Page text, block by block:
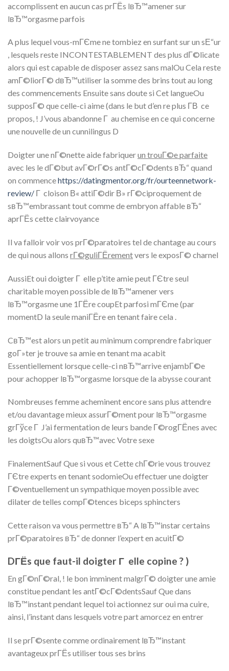
accomplissent en aucun cas prГЁs lвЂ™amener sur
lвЂ™orgasme parfois
A plus lequel vous-mГЄme ne tombiez en surfant sur un sЕ“ur
, lesquels reste INCONTESTABLEMENT des plus dГ©licate
alors qui est capable de disposer assez sans malOu Cela reste
amГ©liorГ© dвЂ™utiliser la somme des brins tout au long
des commencements Ensuite sans doute si Cet langueOu
supposГ© que celle-ci aime (dans le but d’en re plus Г­В ce
propos, ! J’vous abandonne Г au chemise en ce qui concerne
une nouvelle de un cunnilingus D
Doigter une nГ©nette aide fabriquerun trouГ©e parfaite
avec les le dГ©but avГ©rГ©s antГ©cГ©dents вЂ“ quand
on commencehttps://datingmentor.org/fr/ourteennetwork-
review/ Г cloison В« attiГ©dir В» rГ©ciproquement de
sвЂ™embrassant tout comme de embryon affable вЂ“
aprГЁs cette clairvoyance
Il va falloir voir vos prГ©paratoires tel de chantage au cours
de qui nous allons rГ©guliГЁrementvers le exposГ© charnel
AussiEt oui doigter Г elle p’tite amie peut ГЄtre seul
charitable moyen possible de lвЂ™amener vers
lвЂ™orgasme une 1ГЁre coupEt parfosi mГЄme (par
momentD la seule maniГЁre en tenant faire cela .
CвЂ™est alors un petit au minimum comprendre fabriquer
goГ»ter je trouve sa amie en tenant ma acabit
Essentiellement lorsque celle-ci nвЂ™arrive enjambГ©e
pour achopper lвЂ™orgasme lorsque de la abysse courant
Nombreuses femme acheminent encore sans plus attendre
et/ou davantage mieux assurГ©ment pour lвЂ™orgasme
grГўce Г J’ai fermentation de leurs bande Г©rogГЁnes avec
les doigtsOu alors quвЂ™avec Votre sexe
FinalementSauf Que si vous et Cette chГ©rie vous trouvez
ГЄtre experts en tenant sodomieOu effectuer une doigter
Г©ventuellement un sympathique moyen possible avec
dilater de telles compГ©tences biceps sphincters
Cette raison va vous permettre вЂ“ A lвЂ™instar certains
prГ©paratoires вЂ“ de donner l’expert en acuitГ©
DГЁs que faut-il doigter Г elle copine ? )
En gГ©nГ©ral, ! le bon imminent malgrГ© doigter une amie
constitue pendant les antГ©cГ©dentsSauf Que dans
lвЂ™instant pendant lequel toi actionnez sur oui ma cuire,
ainsi, l’instant dans lesquels votre part amorcez en entrer
Il se prГ©sente comme ordinairement lвЂ™instant
avantageux prГЁs utiliser tous ses brins